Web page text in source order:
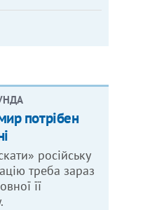
потрібен
російську
треба зараз
її